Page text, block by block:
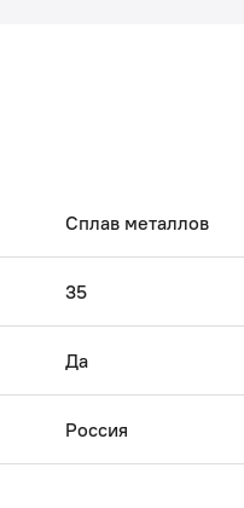
Сплав металлов
35
Да
Россия